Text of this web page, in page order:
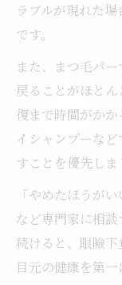
ラブルが現れた
です。
また、まつ毛パ
戻ることがほと
復まで時間がか
イシャンプーな
すことを優先しま
「やめたほうが
など専門家に相
続けると、眼瞼下
目元の健康を第一